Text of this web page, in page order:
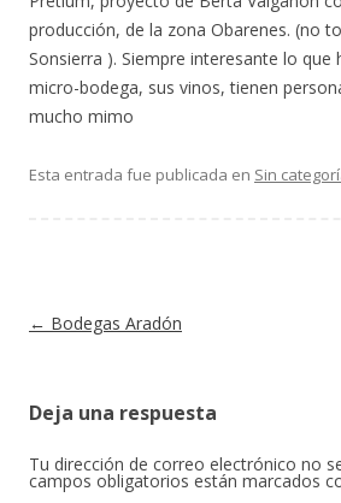
producción, de la zona Obarenes. (no
Sonsierra ). Siempre interesante lo que
micro-bodega, sus vinos, tienen
mucho mimo
Esta entrada fue publicada en Sin
Navegación de entradas
← Bodegas Aradón
Deja una respuesta
Tu dirección de correo electrónico no
campos obligatorios están marcados